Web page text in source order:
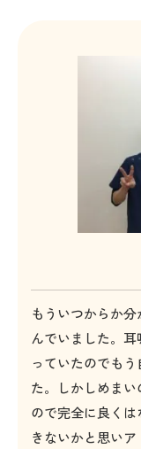
もういつからか
んでいました。
っていたのでも
た。しかしめま
ので完全に良く
きないかと思い